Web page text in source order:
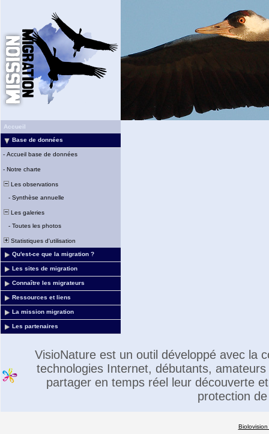
Accueil
Base de données
- Accueil base de données
- Notre charte
Les observations
- Synthèse annuelle
Les galeries
- Toutes les photos
Statistiques d'utilisation
Qu'est-ce que la migration ?
Les sites de migration
Connaître les migrateurs
Ressources et liens
La mission migration
Les partenaires
VisioNature est un outil développé avec la
technologies Internet, débutants,
partager en temps réel leur découverte
protection
Biolovision